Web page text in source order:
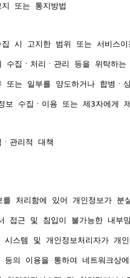
또는 통지방법
시 고지한 범위 또는 서비스
집ㆍ처리ㆍ관리 등을 위탁하
또는 일부를 양도하거나 합병
수집ㆍ이용 또는 제3자에게
관리적 대책
를 처리함에 있어 개인정보
접근 및 침입이 불가능한 내
시스템 및 개인정보처리자가
등의 이용을 통하여 네트워크